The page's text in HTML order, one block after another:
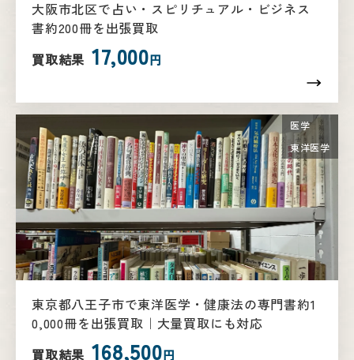
大阪市北区で占い・スピリチュアル・ビジネス
書約200冊を出張買取
買取結果 17,000円
医学
東洋医学
東京都八王子市で東洋医学・健康法の専門書約1
0,000冊を出張買取｜大量買取にも対応
買取結果 168,500円